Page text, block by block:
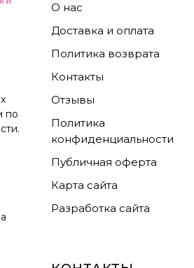
по
О нас
Доставка и оплата
Политика возврата
Контакты
Отзывы
Политика
конфиденциальности
Публичная оферта
Карта сайта
Разработка сайта